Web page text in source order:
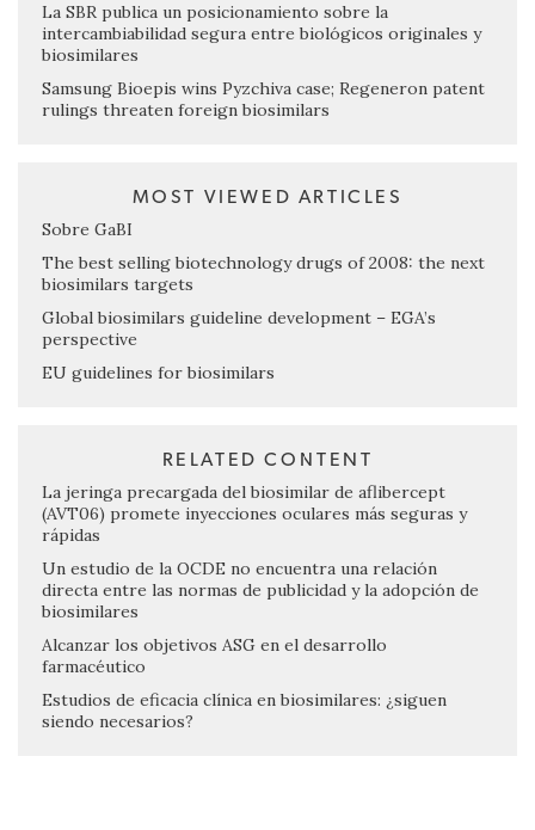
La SBR publica un posicionamiento sobre la
intercambiabilidad segura entre biológicos originales y
biosimilares
Samsung Bioepis wins Pyzchiva case; Regeneron patent
rulings threaten foreign biosimilars
MOST VIEWED ARTICLES
Sobre GaBI
The best selling biotechnology drugs of 2008: the next
biosimilars targets
Global biosimilars guideline development – EGA’s
perspective
EU guidelines for biosimilars
RELATED CONTENT
La jeringa precargada del biosimilar de aflibercept
(AVT06) promete inyecciones oculares más seguras y
rápidas
Un estudio de la OCDE no encuentra una relación
directa entre las normas de publicidad y la adopción de
biosimilares
Alcanzar los objetivos ASG en el desarrollo
farmacéutico
Estudios de eficacia clínica en biosimilares: ¿siguen
siendo necesarios?